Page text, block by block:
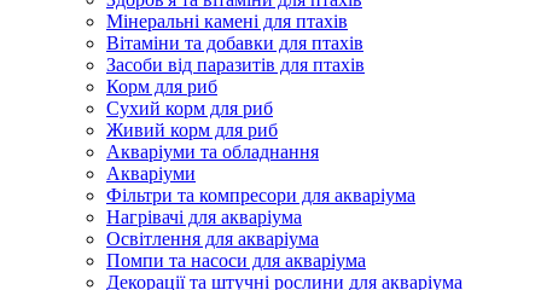
Мінеральні камені для птахів
Вітаміни та добавки для птахів
Засоби від паразитів для птахів
Корм для риб
Сухий корм для риб
Живий корм для риб
Акваріуми та обладнання
Акваріуми
Фільтри та компресори для акваріума
Нагрівачі для акваріума
Освітлення для акваріума
Помпи та насоси для акваріума
Декорації та штучні рослини для акваріума